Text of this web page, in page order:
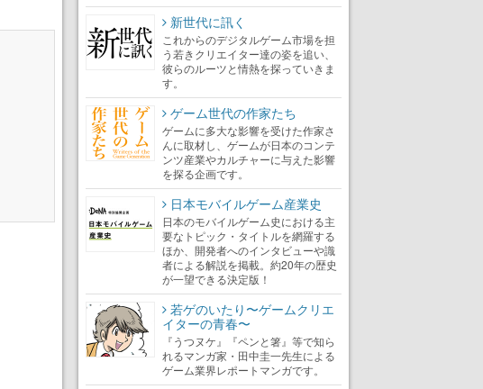
新世代に訊く
これからのデジタルゲーム市場を担
う若きクリエイター達の姿を追い、
彼らのルーツと情熱を探っていきま
す。
ゲーム世代の作家たち
ゲームに多大な影響を受けた作家さ
んに取材し、ゲームが日本のコンテ
ンツ産業やカルチャーに与えた影響
を探る企画です。
日本モバイルゲーム産業史
日本のモバイルゲーム史における主
要なトピック・タイトルを網羅する
ほか、開発者へのインタビューや識
者による解説を掲載。約20年の歴史
が一望できる決定版！
若ゲのいたり〜ゲームクリエ
イターの青春〜
『うつヌケ』『ペンと箸』等で知ら
れるマンガ家・田中圭一先生による
ゲーム業界レポートマンガです。